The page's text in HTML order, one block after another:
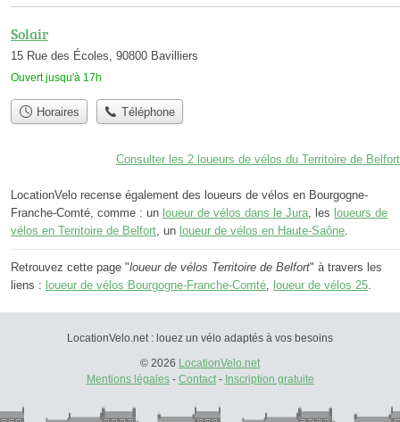
Solair
15 Rue des Écoles, 90800 Bavilliers
Ouvert jusqu'à 17h
Horaires Téléphone
Consulter les 2 loueurs de vélos du Territoire de Belfort
LocationVelo recense également des loueurs de vélos en Bourgogne-
Franche-Comté, comme : un loueur de vélos dans le Jura, les loueurs de
vélos en Territoire de Belfort, un loueur de vélos en Haute-Saône.
Retrouvez cette page "loueur de vélos Territoire de Belfort" à travers les
liens : loueur de vélos Bourgogne-Franche-Comté, loueur de vélos 25.
LocationVelo.net : louez un vélo adaptés à vos besoins
© 2026 LocationVelo.net
Mentions légales- Contact- Inscription gratuite